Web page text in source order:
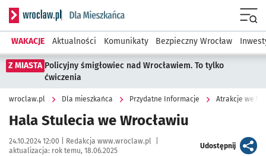
Serwis informacyjny wroclaw.pl podserwis: Dla mieszkańca
WAKACJE Aktualności Komunikaty Bezpieczny Wrocław
Z MIASTA Policyjny śmigłowiec nad Wrocławiem. To tylko
ćwiczenia
wroclaw.pl Dla mieszkańca Przydatne Informacje Atrakcje we
Hala Stulecia we Wrocławiu
Data publikacji:
24.10.2024 12:00 | Autor:
Redakcja www.wroclaw.pl
aktualizacja: rok temu, 18.06.2025
Udostępnijartykuł